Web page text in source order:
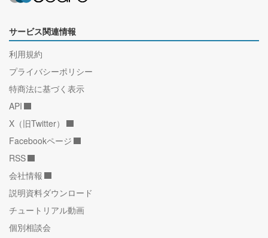
サービス関連情報
利用規約
プライバシーポリシー
特商法に基づく表示
API
X（旧Twitter）
Facebookページ
RSS
会社情報
説明資料ダウンロード
チュートリアル動画
個別相談会